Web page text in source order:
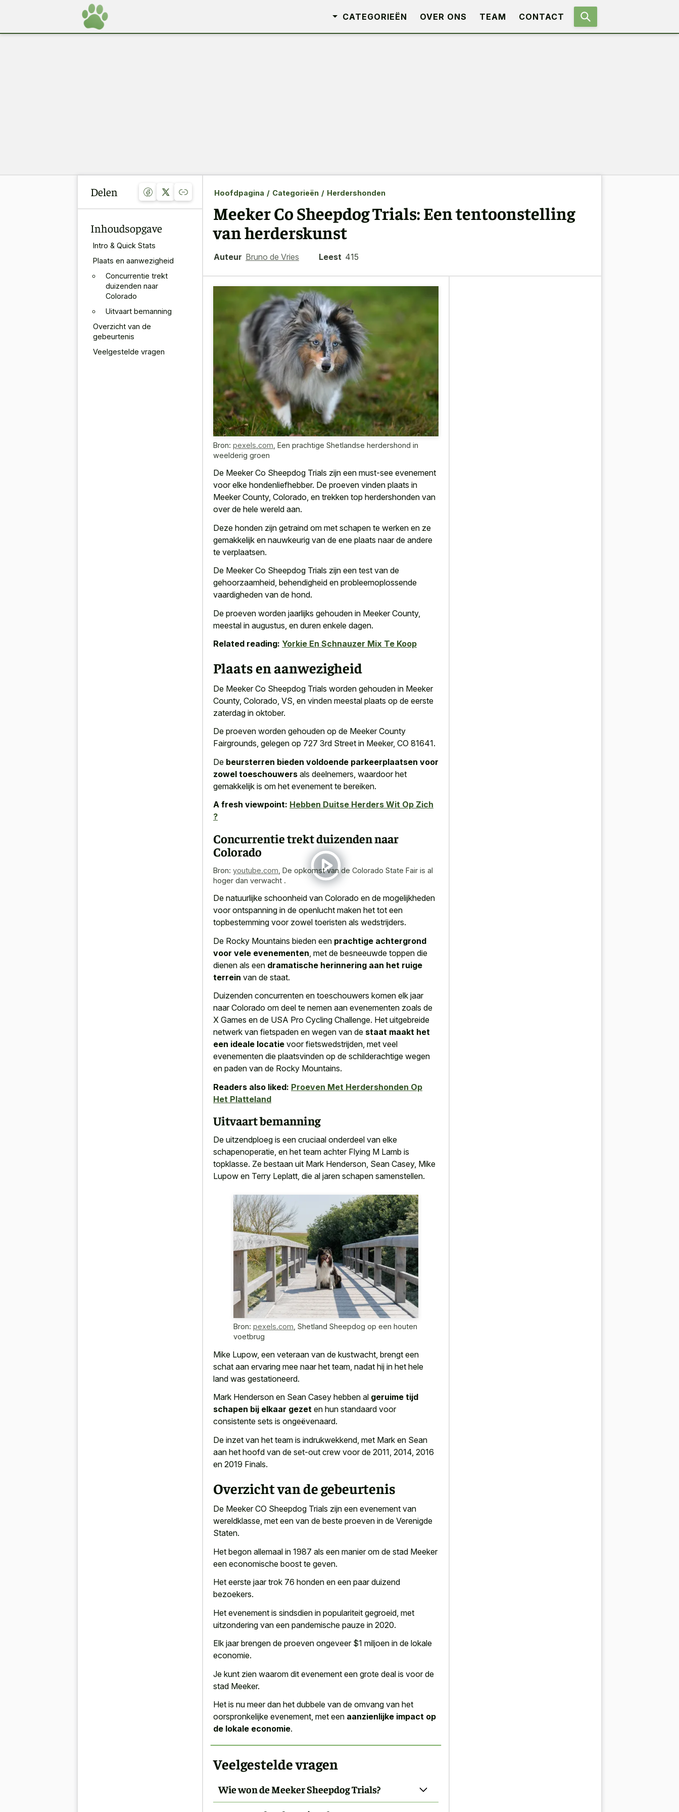
CATEGORIEËN OVER ONS TEAM CONTACT
Delen
Inhoudsopgave
Intro & Quick Stats
Plaats en aanwezigheid
Concurrentie trekt
duizenden naar
Colorado
Uitvaart bemanning
Overzicht van de
gebeurtenis
Veelgestelde vragen
Hoofdpagina / Categorieën / Herdershonden
Meeker Co Sheepdog Trials: Een tentoonstelling
van herderskunst
Auteur Bruno de Vries Leest 415
Bron: pexels.com Een prachtige Shetlandse herdershond in
weelderig groen
De Meeker Co Sheepdog Trials zijn een must-see evenement
voor elke hondenliefhebber. De proeven vinden plaats in
Meeker County, Colorado, en trekken top herdershonden van
over de hele wereld aan.
Deze honden zijn getraind om met schapen te werken en ze
gemakkelijk en nauwkeurig van de ene plaats naar de andere
te verplaatsen.
De Meeker Co Sheepdog Trials zijn een test van de
gehoorzaamheid, behendigheid en probleemoplossende
vaardigheden van de hond.
De proeven worden jaarlijks gehouden in Meeker County,
meestal in augustus, en duren enkele dagen.
Related reading: Yorkie En Schnauzer Mix Te Koop
Plaats en aanwezigheid
De Meeker Co Sheepdog Trials worden gehouden in Meeker
County, Colorado, VS, en vinden meestal plaats op de eerste
zaterdag in oktober.
De proeven worden gehouden op de Meeker County
Fairgrounds, gelegen op 727 3rd Street in Meeker, CO 81641.
De beursterren bieden voldoende parkeerplaatsen voor
zowel toeschouwers als deelnemers, waardoor het
gemakkelijk is om het evenement te bereiken.
A fresh viewpoint: Hebben Duitse Herders Wit Op Zich
?
Concurrentie trekt duizenden naar
Colorado
Bron: youtube.com De opkomst van de Colorado State Fair is al
hoger dan verwacht .
De natuurlijke schoonheid van Colorado en de mogelijkheden
voor ontspanning in de openlucht maken het tot een
topbestemming voor zowel toeristen als wedstrijders.
De Rocky Mountains bieden een prachtige achtergrond
voor vele evenementen , met de besneeuwde toppen die
dienen als een dramatische herinnering aan het ruige
terrein van de staat.
Duizenden concurrenten en toeschouwers komen elk jaar
naar Colorado om deel te nemen aan evenementen zoals de
X Games en de USA Pro Cycling Challenge. Het uitgebreide
netwerk van fietspaden en wegen van de staat maakt het
een ideale locatie voor fietswedstrijden, met veel
evenementen die plaatsvinden op de schilderachtige wegen
en paden van de Rocky Mountains.
Readers also liked: Proeven Met Herdershonden Op
Het Platteland
Uitvaart bemanning
De uitzendploeg is een cruciaal onderdeel van elke
schapenoperatie, en het team achter Flying M Lamb is
topklasse. Ze bestaan uit Mark Henderson, Sean Casey, Mike
Lupow en Terry Leplatt, die al jaren schapen samenstellen.
Bron: pexels.com, Shetland Sheepdog op een houten
voetbrug
Mike Lupow, een veteraan van de kustwacht, brengt een
schat aan ervaring mee naar het team, nadat hij in het hele
land was gestationeerd.
Mark Henderson en Sean Casey hebben al geruime tijd
schapen bij elkaar gezet en hun standaard voor
consistente sets is ongeëvenaard.
De inzet van het team is indrukwekkend, met Mark en Sean
aan het hoofd van de set-out crew voor de 2011, 2014, 2016
en 2019 Finals.
Overzicht van de gebeurtenis
De Meeker CO Sheepdog Trials zijn een evenement van
wereldklasse, met een van de beste proeven in de Verenigde
Staten.
Het begon allemaal in 1987 als een manier om de stad Meeker
een economische boost te geven.
Het eerste jaar trok 76 honden en een paar duizend
bezoekers.
Het evenement is sindsdien in populariteit gegroeid, met
uitzondering van een pandemische pauze in 2020.
Elk jaar brengen de proeven ongeveer $1 miljoen in de lokale
economie.
Je kunt zien waarom dit evenement een grote deal is voor de
stad Meeker.
Het is nu meer dan het dubbele van de omvang van het
oorspronkelijke evenement, met een aanzienlijke impact op
de lokale economie.
Veelgestelde vragen
Wie won de Meeker Sheepdog Trials?